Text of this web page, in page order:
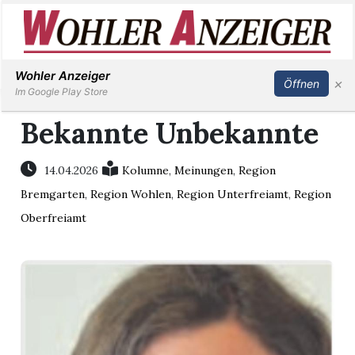
Immobilien
Veranstaltungen
Newsletter
Inserieren Abonnieren Anmelden
Bekannte Unbekannte
14.04.2026 Kolumne,Meinungen,Region
Bremgarten,Region Wohlen,Region Unterfreiamt,Region
Oberfreiamt
Wohler Anzeiger
Im Google Play Store
Öffnen ×